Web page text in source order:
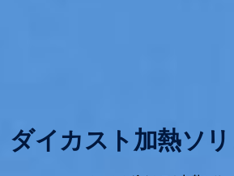
ダイカスト加熱ソ